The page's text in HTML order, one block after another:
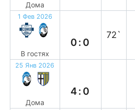
Дома
1 Фев 2026
В гостях
0:0
72`
25 Янв 2026
Дома
4:0